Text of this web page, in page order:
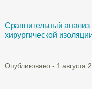
Сравнительный анализ
хирургической
Опубликовано - 1 августа